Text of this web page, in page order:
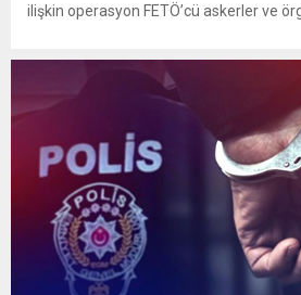
ilişkin operasyon FETÖ’cü askerler ve
öğretmen olan sözde FETÖ imamı